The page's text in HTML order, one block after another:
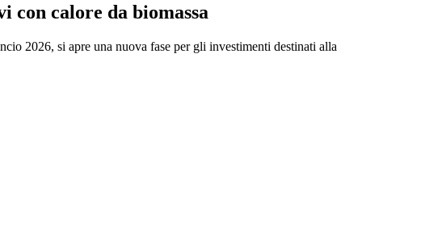
con calore da biomassa
2026, si apre una nuova fase per gli investimenti destinati alla